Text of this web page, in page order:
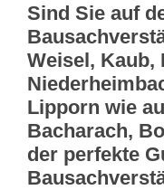
Sind Sie auf
Weisel, Kaub,
Lipporn wie
Bacharach,
der perfekte